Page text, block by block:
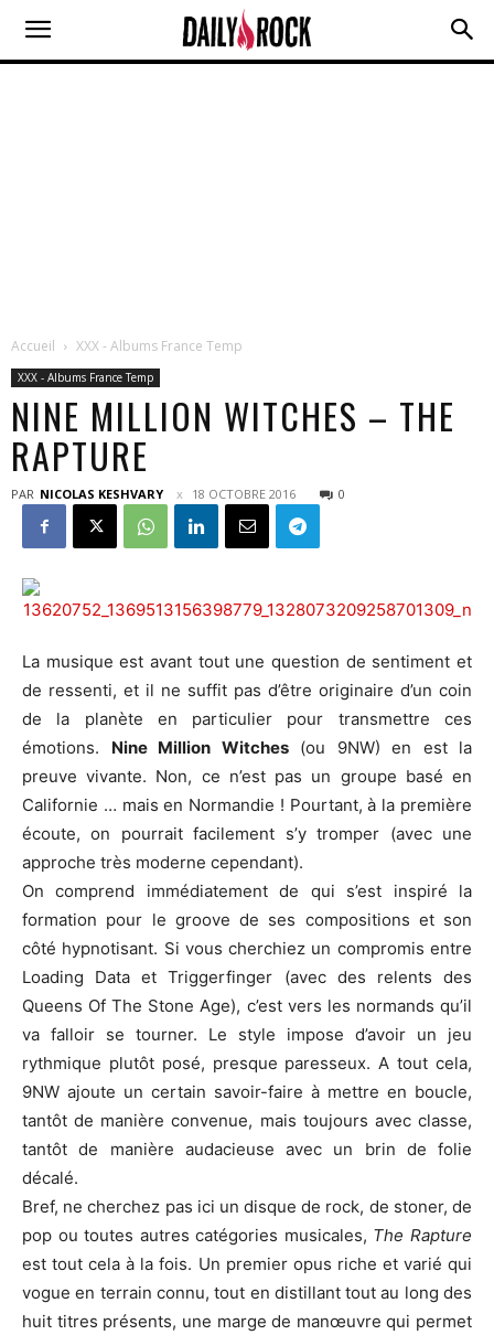
Accueil XXX - Albums France Temp
XXX - Albums France Temp
NINE MILLION WITCHES – THE
RAPTURE
PAR NICOLAS KESHVARY 18 OCTOBRE 2016 0
La musique est avant tout une question de sentiment et
de ressenti, et il ne suffit pas d’être originaire d’un coin
de la planète en particulier pour transmettre ces
émotions. Nine Million Witches(ou 9NW) en est la
preuve vivante. Non, ce n’est pas un groupe basé en
Californie … mais en Normandie ! Pourtant, à la première
écoute, on pourrait facilement s’y tromper (avec une
approche très moderne cependant).
On comprend immédiatement de qui s’est inspiré la
formation pour le groove de ses compositions et son
côté hypnotisant. Si vous cherchiez un compromis entre
Loading Data et Triggerfinger (avec des relents des
Queens Of The Stone Age), c’est vers les normands qu’il
va falloir se tourner. Le style impose d’avoir un jeu
rythmique plutôt posé, presque paresseux. A tout cela,
9NW ajoute un certain savoir-faire à mettre en boucle,
tantôt de manière convenue, mais toujours avec classe,
tantôt de manière audacieuse avec un brin de folie
décalé.
Bref, ne cherchez pas ici un disque de rock, de stoner, de
pop ou toutes autres catégories musicales, The Rapture
est tout cela à la fois. Un premier opus riche et varié qui
vogue en terrain connu, tout en distillant tout au long des
huit titres présents, une marge de manœuvre qui permet